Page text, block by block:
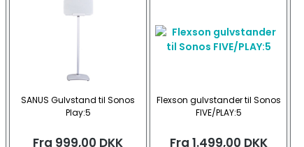
SANUS Gulvstand til Sonos
Play:5
Fra 999,00 DKK
Flexson gulvstander til Sonos
FIVE/PLAY:5
Fra 1.499,00 DKK